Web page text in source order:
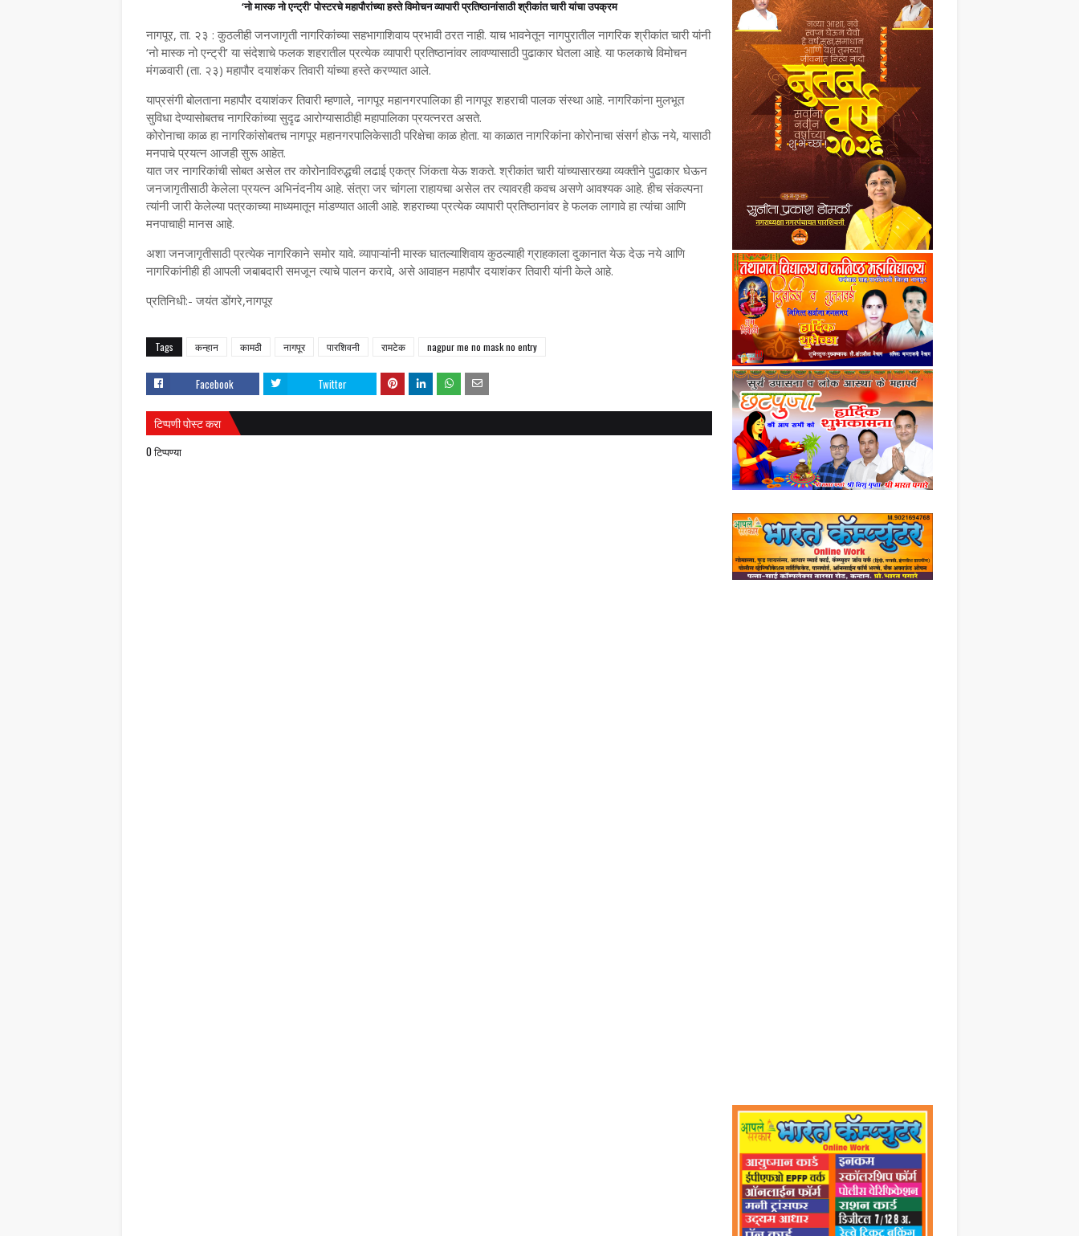
‘नो मास्क नो एन्ट्री’ पोस्टरचे महापौरांच्या हस्ते विमोचन व्यापारी प्रतिष्ठानांसाठी श्रीकांत चारी यांचा उपक्रम
नागपूर, ता. २३ : कुठलीही जनजागृती नागरिकांच्या सहभागाशिवाय प्रभावी ठरत नाही. याच भावनेतून नागपुरातील नागरिक श्रीकांत चारी यांनी
‘नो मास्क नो एन्ट्री’ या संदेशाचे फलक शहरातील प्रत्येक व्यापारी प्रतिष्ठानांवर लावण्यासाठी पुढाकार घेतला आहे. या फलकाचे विमोचन
मंगळवारी (ता. २३) महापौर दयाशंकर तिवारी यांच्या हस्ते करण्यात आले.
याप्रसंगी बोलताना महापौर दयाशंकर तिवारी म्हणाले, नागपूर महानगरपालिका ही नागपूर शहराची पालक संस्था आहे. नागरिकांना मुलभूत
सुविधा देण्यासोबतच नागरिकांच्या सुदृढ आरोग्यासाठीही महापालिका प्रयत्नरत असते.
कोरोनाचा काळ हा नागरिकांसोबतच नागपूर महानगरपालिकेसाठी परिक्षेचा काळ होता. या काळात नागरिकांना कोरोनाचा संसर्ग होऊ नये, यासाठी
मनपाचे प्रयत्न आजही सुरू आहेत.
यात जर नागरिकांची सोबत असेल तर कोरोनाविरुद्धची लढाई एकत्र जिंकता येऊ शकते. श्रीकांत चारी यांच्यासारख्या व्यक्तीने पुढाकार घेऊन
जनजागृतीसाठी केलेला प्रयत्न अभिनंदनीय आहे. संत्रा जर चांगला राहायचा असेल तर त्यावरही कवच असणे आवश्यक आहे. हीच संकल्पना
त्यांनी जारी केलेल्या पत्रकाच्या माध्यमातून मांडण्यात आली आहे. शहराच्या प्रत्येक व्यापारी प्रतिष्ठानांवर हे फलक लागावे हा त्यांचा आणि
मनपाचाही मानस आहे.
अशा जनजागृतीसाठी प्रत्येक नागरिकाने समोर यावे. व्यापाऱ्यांनी मास्क घातल्याशिवाय कुठल्याही ग्राहकाला दुकानात येऊ देऊ नये आणि
नागरिकांनीही ही आपली जबाबदारी समजून त्याचे पालन करावे, असे आवाहन महापौर दयाशंकर तिवारी यांनी केले आहे.
प्रतिनिधी:- जयंत डोंगरे,नागपूर
Tags कन्हान कामठी नागपूर पारशिवनी रामटेक nagpur me no mask no entry
Facebook Twitter
टिप्पणी पोस्ट करा
0 टिप्पण्या